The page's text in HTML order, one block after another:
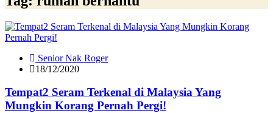
Senior Nak Roger
18/12/2020
Tempat2 Seram Terkenal di Malaysia Yang
Mungkin Korang Pernah Pergi!